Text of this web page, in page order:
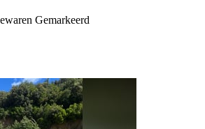
Gemarkeerd